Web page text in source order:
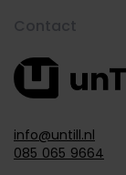
info@untill.nl
085 065 9664